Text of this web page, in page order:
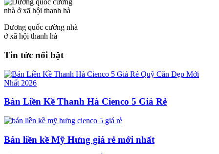
Dương quốc cường nhà
ở xã hội thanh hà
Tin tức nổi bật
Bán Liền Kề Thanh Hà Cienco 5 Giá Rẻ
Bán liền kề Mỹ Hưng giá rẻ mới nhất